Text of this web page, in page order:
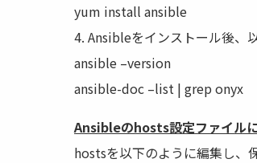
yum install ansible
4. Ansibleをインストール後、
ansible –version
ansible-doc –list | grep onyx
Ansibleのhosts設定ファイル
hostsを以下のように編集し、